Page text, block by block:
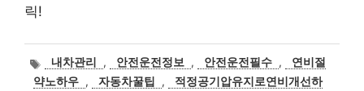
릭!
태
그
내차관리 , 안전운전정보 , 안전운전필수 ,
연비절
약노하우 , 자동차꿀팁 ,
적정공기압유지로연비개선하